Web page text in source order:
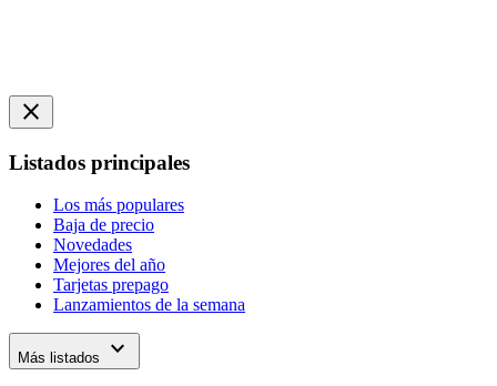
close
Listados principales
Los más populares
Baja de precio
Novedades
Mejores del año
Tarjetas prepago
Lanzamientos de la semana
Más listados expand_more